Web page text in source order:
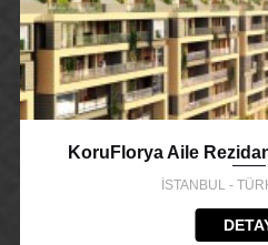
KoruFlorya Aile
İSTANBUL -